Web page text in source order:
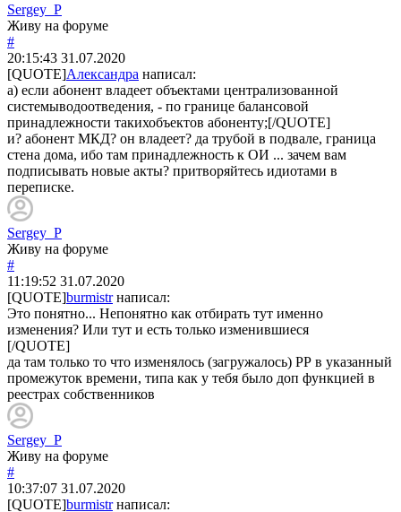
Sergey_P
Живу на форуме
#
20:15:43 31.07.2020
[QUOTE]Александра написал:
а) если абонент владеет объектами централизованной
системыводоотведения, - по границе балансовой
принадлежности такихобъектов абоненту;[/QUOTE]
и? абонент МКД? он владеет? да трубой в подвале, граница
стена дома, ибо там принадлежность к ОИ ... зачем вам
подписывать новые акты? притворяйтесь идиотами в
переписке.
Sergey_P
Живу на форуме
#
11:19:52 31.07.2020
[QUOTE]burmistrнаписал:
Это понятно... Непонятно как отбирать тут именно
изменения? Или тут и есть только изменившиеся
[/QUOTE]
да там только то что изменялось (загружалось) РР в указанный
промежуток времени, типа как у тебя было доп функцией в
реестрах собственников
Sergey_P
Живу на форуме
#
10:37:07 31.07.2020
[QUOTE]burmistrнаписал: